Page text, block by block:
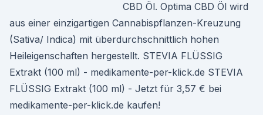
CBD Öl. Optima CBD Öl wird
aus einer einzigartigen Cannabispflanzen-Kreuzung
(Sativa/ Indica) mit überdurchschnittlich hohen
Heileigenschaften hergestellt. STEVIA FLÜSSIG
Extrakt (100 ml) - medikamente-per-klick.de STEVIA
FLÜSSIG Extrakt (100 ml) - Jetzt für 3,57 € bei
medikamente-per-klick.de kaufen!